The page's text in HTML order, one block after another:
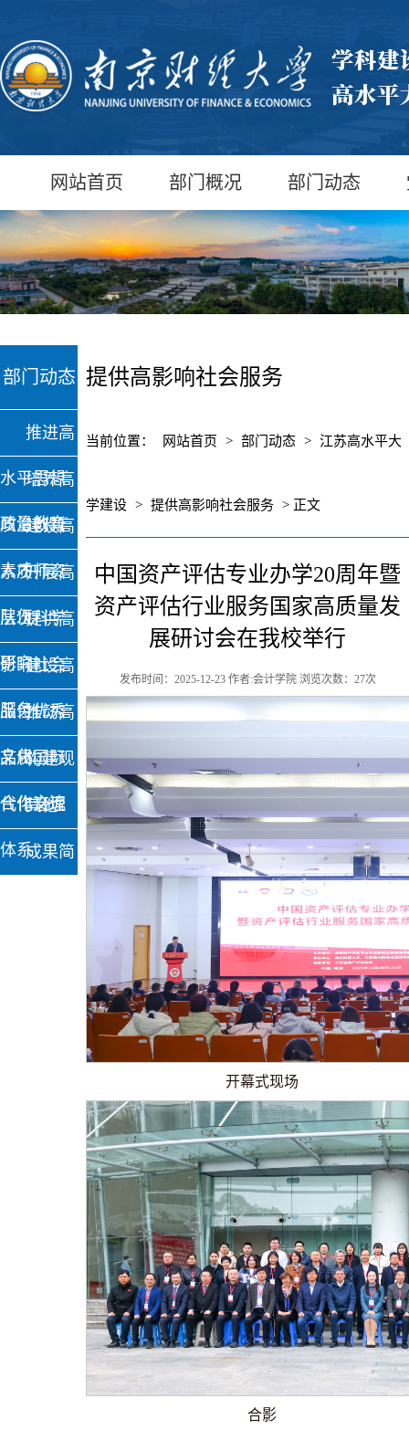
网站首页 部门概况 部门动态
部门动态
推进高
水平思想
政治教育
培养高
质量创新
人才
建设高
素质师资
队伍
开展高
层次科学
研究
提供高
影响社会
服务
建设高
品位优秀
文化
推动高
品质国际
合作交流
构建现
代化治理
体系
其他
成果简
提供高影响社会服务
当前位置： 网站首页 > 部门动态 > 江苏高水平大
学建设 > 提供高影响社会服务 > 正文
中国资产评估专业办学20周年暨
资产评估行业服务国家高质量发
展研讨会在我校举行
发布时间：2025-12-23 作者:会计学院 浏览次数： 27次
开幕式现场
合影